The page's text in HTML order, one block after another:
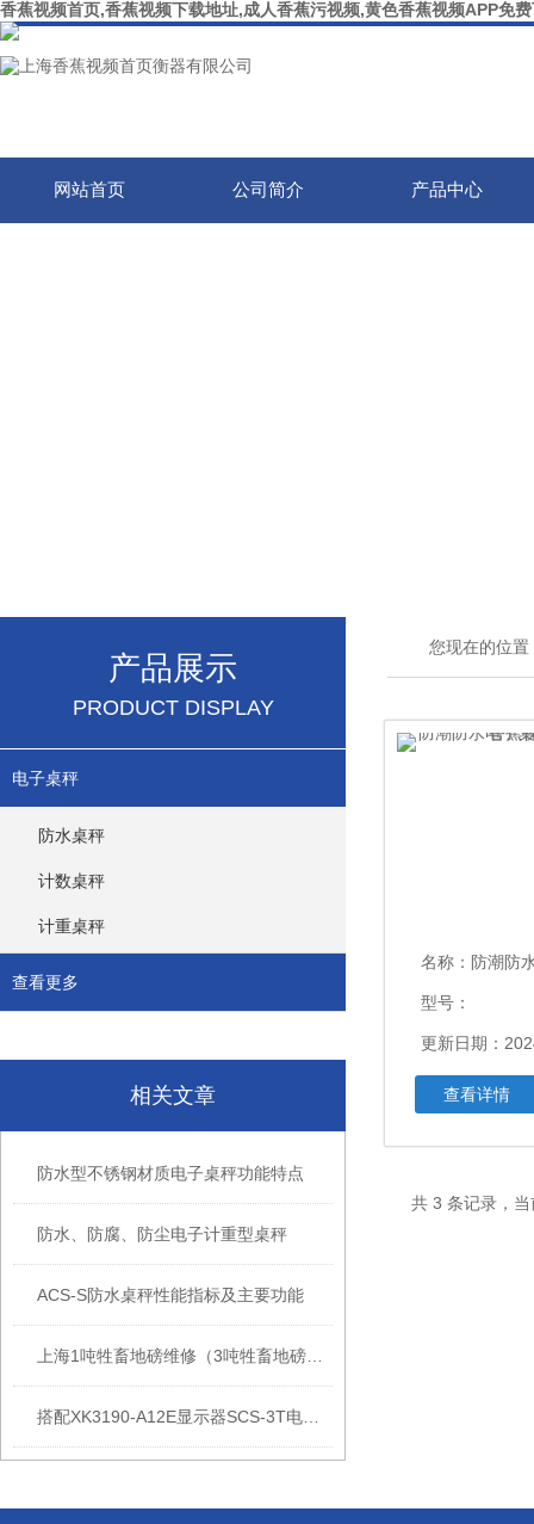
香蕉视频首页,香蕉视频下载地址,成人香蕉污视频,黄色香蕉视频APP免
网站首页 公司简介 产品中心
产品展示
PRODUCT DISPLAY
电子桌秤
防水桌秤
计数桌秤
计重桌秤
查看更多
相关文章
防水型不锈钢材质电子桌秤功能特点
防水、防腐、防尘电子计重型桌秤
ACS-S防水桌秤性能指标及主要功能
您现在的位置
名称： 防潮防水电子桌
型号：
更新日期：
查看详情
共 3 条记录